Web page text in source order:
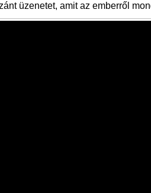
üzenetet, amit az emberről